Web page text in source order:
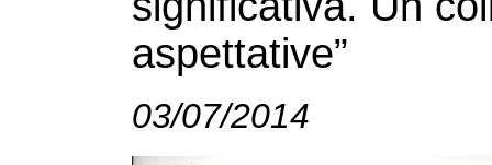
aspettative”
03/07/2014